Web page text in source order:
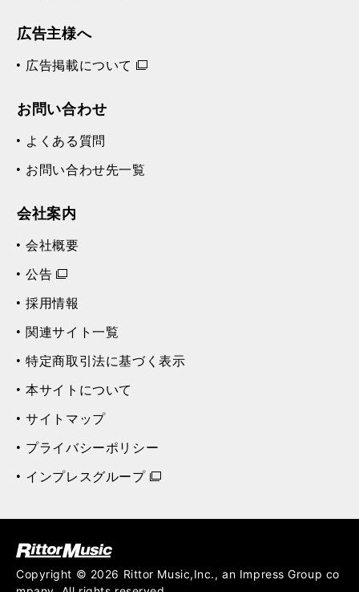
広告主様へ
広告掲載について
お問い合わせ
よくある質問
お問い合わせ先一覧
会社案内
会社概要
公告
採用情報
関連サイト一覧
特定商取引法に基づく表示
本サイトについて
サイトマップ
プライバシーポリシー
インプレスグループ
ジック (Rittor Musi
Copyright © 2026 Rittor Music,Inc., an Impress Group co